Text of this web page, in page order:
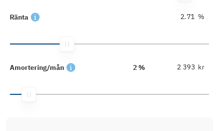
Ränta %
Amortering/mån 2 % kr